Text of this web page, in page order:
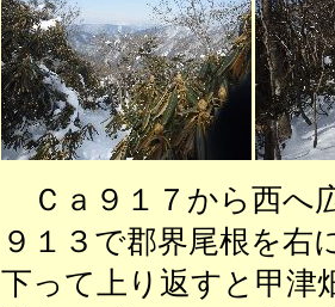
Ｃａ９１７から西へ
９１３で郡界尾根を右
下って上り返すと甲津